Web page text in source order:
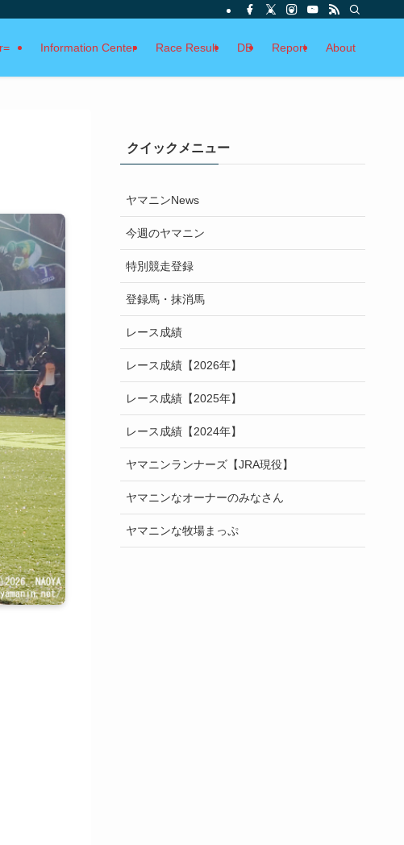
Information Center Race Result DB Report About
クイックメニュー
ヤマニンNews
今週のヤマニン
特別競走登録
登録馬・抹消馬
レース成績
レース成績【2026年】
レース成績【2025年】
レース成績【2024年】
ヤマニンランナーズ【JRA現役】
ヤマニンなオーナーのみなさん
ヤマニンな牧場まっぷ